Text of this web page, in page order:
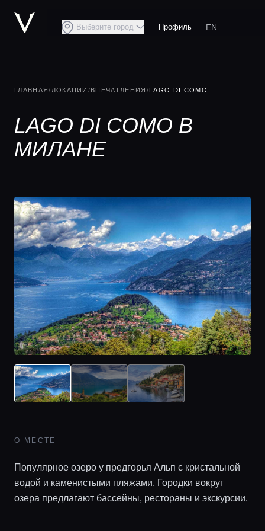
Главная
Локации
Гиды
Консьерж сервис
Выберите город Профиль EN
ГЛАВНАЯ/ ЛОКАЦИИ /ВПЕЧАТЛЕНИЯ /LAGO DI COMO
LAGO DI COMO В
МИЛАНЕ
О МЕСТЕ
Популярное озеро у предгорья Альп с кристальной
водой и каменистыми пляжами. Городки вокруг
озера предлагают бассейны, рестораны и экскурсии.